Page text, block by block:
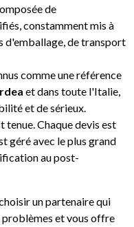
de
constamment mis à
d'emballage, de transport
comme une référence
et dans toute l'Italie,
et de sérieux.
tenue. Chaque devis est
géré avec le plus grand
au post-
un partenaire qui
et vous offre